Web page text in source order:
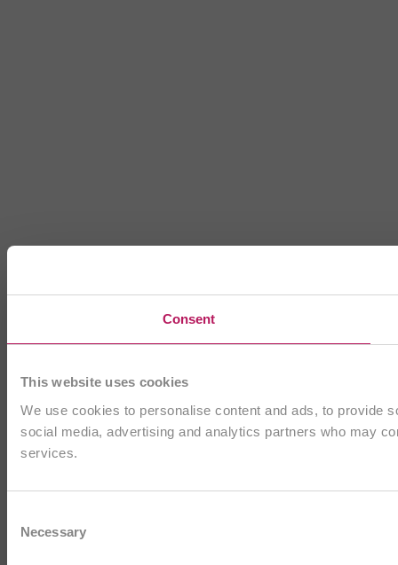
Consent
This website uses cookies
We use cookies to personalise content and ads, to provide
social media, advertising and analytics partners who may
services.
Selection
Necessary